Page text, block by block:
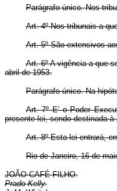
Parágrafo único. Nos
Art. 4º Nos tribunais a
Art. 5º São extensivos
Art. 6º A vigência a que
abril de 1953.
Parágrafo único. Na
Art. 7º E’ o Poder
presente lei, sendo destinada
Art. 8º Esta lei entrará,
Rio de Janeiro, 16 de
JOÃO CAFÉ FILHO.
Prado Kelly.